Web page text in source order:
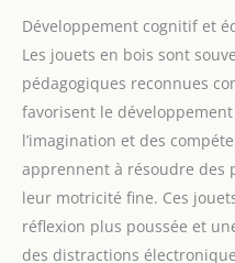
Gardez le temps de jeu simple
et sans stress avec nos jouets
de soulagement de la dentition
de bébé! Ils ont différentes
textures en relief et de jolis
symboles de dinosaures qui
les petites mains. Ils sont
antidérapants, faciles à
nettoyer et peuvent même
résister à des températures
élevées, vous pouvez donc les
jeter au lave-vaisselle ou les
facilement. 【Utilisation
Développement cognitif et
Les jouets en bois sont
pédagogiques reconnues
favorisent le
l’imagination et des
apprennent à résoudre des
leur motricité fine. Ces
réflexion plus poussée et
des distractions